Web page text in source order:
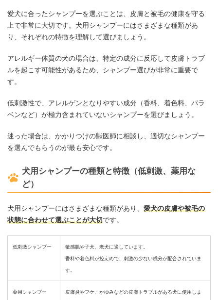
愛犬に合ったシャンプーを選ぶことは、皮膚と被毛の健康を守る
上で非常に大切です。犬用シャンプーにはさまざまな種類があ
り、それぞれの特徴を理解して選びましょう。
アレルギー体質の犬の場合は、特定の成分に反応して皮膚トラブ
ルを起こす可能性があるため、シャンプー選びが非常に重要で
す。
低刺激性で、アレルゲンとなりやすい成分（香料、着色料、パラ
ベンなど）が極力含まれていないシャンプーを選びましょう。
迷った場合は、かかりつけの獣医師に相談し、適切なシャンプー
を選んでもらうのが最も安心です。
犬用シャンプーの種類と特徴（低刺激、薬用な
ど）
犬用シャンプーにはさまざまな種類があり、 愛犬の皮膚や被毛の
状態に合わせて選ぶことが大切です。
低刺激シャンプー
敏感肌や子犬、老犬に適しています。
香料や着色料が控えめで、刺激の少ない成分が配合されていま
す。
薬用シャンプー
皮膚炎やフケ、かゆみなどの皮膚トラブルがある犬に使用しま